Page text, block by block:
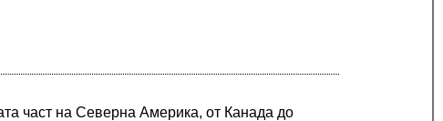
част на Северна Америка, от Канада до